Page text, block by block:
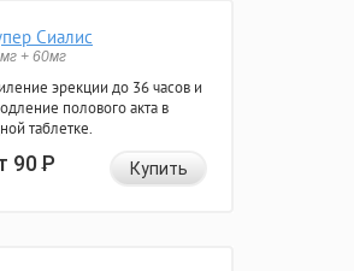
Сиалис
+ 60мг
эрекции до 36 часов и
полового акта в
таблетке.
90Р Купить